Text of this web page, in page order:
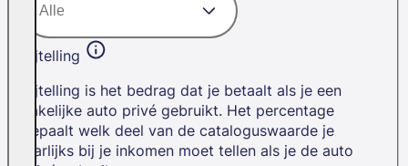
Bijtelling
Bijtelling is het bedrag dat je betaalt als je een
zakelijke auto privé gebruikt. Het percentage
bepaalt welk deel van de cataloguswaarde je
jaarlijks bij je inkomen moet tellen als je de auto